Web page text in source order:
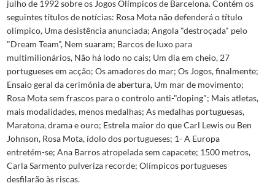
julho de 1992 sobre os Jogos Olímpicos de Barcelona. Contém os
seguintes títulos de notícias: Rosa Mota não defenderá o título
olímpico, Uma desistência anunciada; Angola "destroçada" pelo
"Dream Team", Nem suaram; Barcos de luxo para
multimilionários, Não há lodo no cais; Um dia em cheio, 27
portugueses em acção; Os amadores do mar; Os Jogos, finalmente;
Ensaio geral da cerimónia de abertura, Um mar de movimento;
Rosa Mota sem frascos para o controlo anti-"doping"; Mais atletas,
mais modalidades, menos medalhas; As medalhas portuguesas,
Maratona, drama e ouro; Estrela maior do que Carl Lewis ou Ben
Johnson, Rosa Mota, ídolo dos portugueses; 1- A Europa
entretém-se; Ana Barros atropelada sem capacete; 1500 metros,
Carla Sarmento pulveriza recorde; Olímpicos portugueses
desfilarão às riscas.